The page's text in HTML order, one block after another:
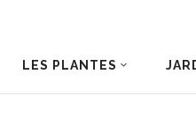
LES PLANTES